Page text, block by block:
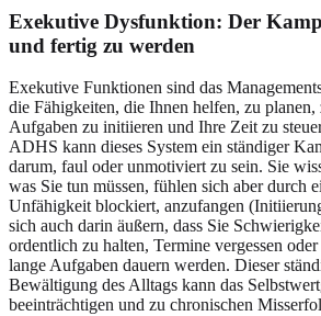
Exekutive Dysfunktion: Der
und fertig zu werden
Exekutive Funktionen sind das
die Fähigkeiten, die Ihnen helfen, zu planen,
Aufgaben zu initiieren und Ihre Zeit zu
ADHS kann dieses System ein ständiger
darum, faul oder unmotiviert zu sein. Sie
was Sie tun müssen, fühlen sich aber durch
Unfähigkeit blockiert, anzufangen
sich auch darin äußern, dass Sie
ordentlich zu halten, Termine vergessen
lange Aufgaben dauern werden. Dieser
Bewältigung des Alltags kann das
beeinträchtigen und zu chronischen